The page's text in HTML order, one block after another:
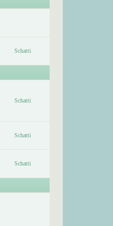
Schatti
Schatti
Schatti
Schatti